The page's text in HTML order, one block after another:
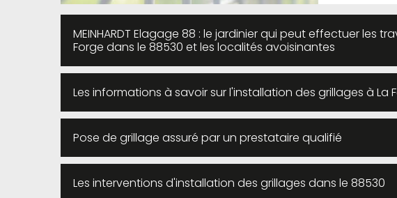
MEINHARDT Elagage 88 : le jardinier qui peut effectuer les
Forge dans le 88530 et les localités avoisinantes
Les informations à savoir sur l'installation des grillages à La
Pose de grillage assuré par un prestataire qualifié
Les interventions d'installation des grillages dans le 88530